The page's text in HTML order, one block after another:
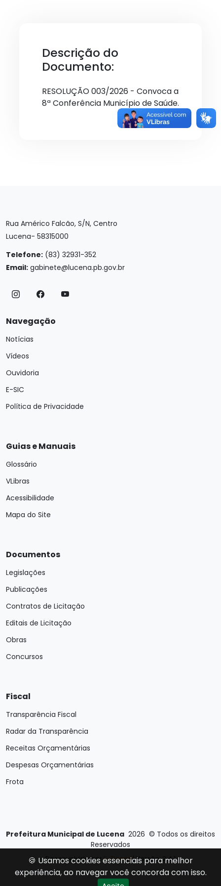
Descrição do
Documento:
RESOLUÇÃO 003/2026 - Convoca a
8ª Conferência Município de Saúde.
Rua Américo Falcão, S/N, Centro
Lucena- 58315000
Telefone: (83) 32931-352
Email: gabinete@lucena.pb.gov.br
Navegação
Notícias
Vídeos
Ouvidoria
E-SIC
Política de Privacidade
Guias e Manuais
Glossário
VLibras
Acessibilidade
Mapa do Site
Documentos
Legislações
Publicações
Contratos de Licitação
Editais de Licitação
Obras
Concursos
Fiscal
Transparência Fiscal
Radar da Transparência
Receitas Orçamentárias
Despesas Orçamentárias
Frota
Prefeitura Municipal de Lucena 2026 © Todos os direitos
Reservados
Desenvolvido porE-Ticons| Versão: 2.4.1
🍪 Usamos cookies essenciais para melhor
experiência, ao navegar você concorda com isso.